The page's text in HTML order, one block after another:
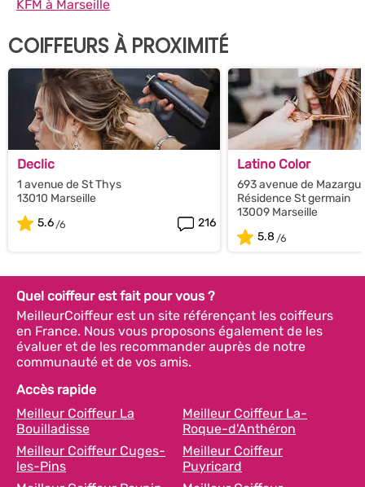
KFM à Marseille
COIFFEURS À PROXIMITÉ
Declic
1 avenue de St Thys
13010 Marseille
5.6
216
Latino Color
693 avenue de
Résidence St germain
13009 Marseille
5.8
Quel coiffeur est fait pour vous ?
MeilleurCoiffeur est un site référençant les coiffeurs
en France. Nous vous proposons également de les
évaluer et de les recommander auprès de notre
communauté et de vos amis.
Accès rapide
Meilleur Coiffeur La
Bouilladisse
Meilleur Coiffeur La-
Roque-d'Anthéron
Meilleur Coiffeur Cuges-
les-Pins
Meilleur Coiffeur
Puyricard